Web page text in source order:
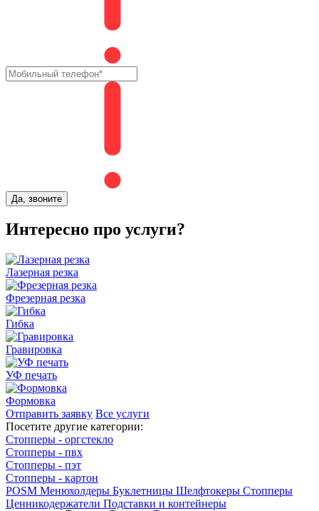
Да, звоните
Интересно про услуги?
Лазерная резка
Фрезерная резка
Гибка
Гравировка
УФ печать
Формовка
Отправить заявку Все услуги
Посетите другие категории:
Стопперы - оргстекло
Стопперы - пвх
Стопперы - пэт
Стопперы - картон
POSM Менюхолдеры Буклетницы Шелфтокеры Стопперы
Ценникодер­жа­те­ли Подставки и контейнеры